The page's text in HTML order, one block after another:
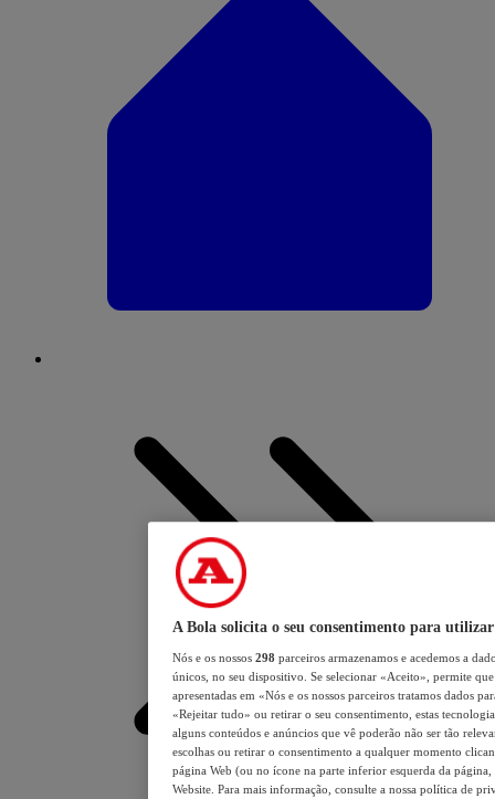
A Bola solicita o seu consentimento para utilizar
Nós e os nossos 298 parceiros armazenamos e acedemos a
únicos, no seu dispositivo. Se selecionar «Aceito», permite
apresentadas em «Nós e os nossos parceiros tratamos dados
«Rejeitar tudo» ou retirar o seu consentimento, estas
alguns conteúdos e anúncios que vê poderão não ser tão
escolhas ou retirar o consentimento a qualquer momento
página Web (ou no ícone na parte inferior esquerda da página,
Website. Para mais informação, consulte a nossa política de